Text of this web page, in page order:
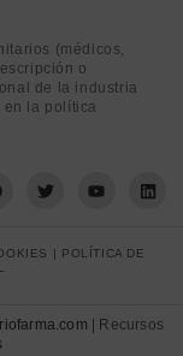
(médicos,
o
de la industria
en la política
| POLÍTICA DE
| Recursos